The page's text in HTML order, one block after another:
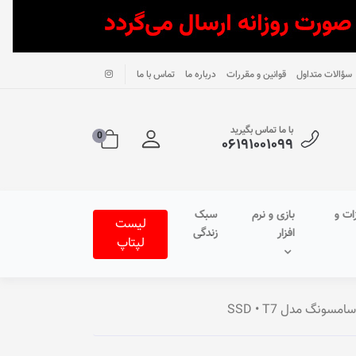
سؤالات متداول قوانین و مقررات درباره ما تماس با ما
با ما تماس بگیرید
۰۶۱۹۱۰۰۱۰۹۹ 0
و
بازی و نرم
افزار
سبک
زندگی
لیست
لپتاپ